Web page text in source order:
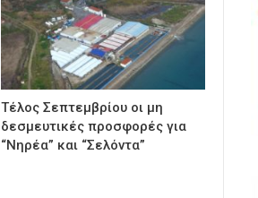
Τέλος Σεπτεμβρίου οι μη
δεσμευτικές προσφορές για
“Νηρέα” και “Σελόντα”